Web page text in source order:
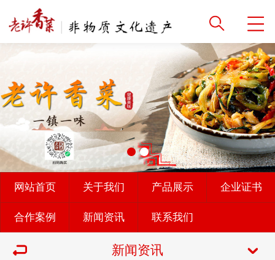
网站首页 关于我们 产品展示 企业证书
合作案例 新闻资讯 联系我们
新闻资讯